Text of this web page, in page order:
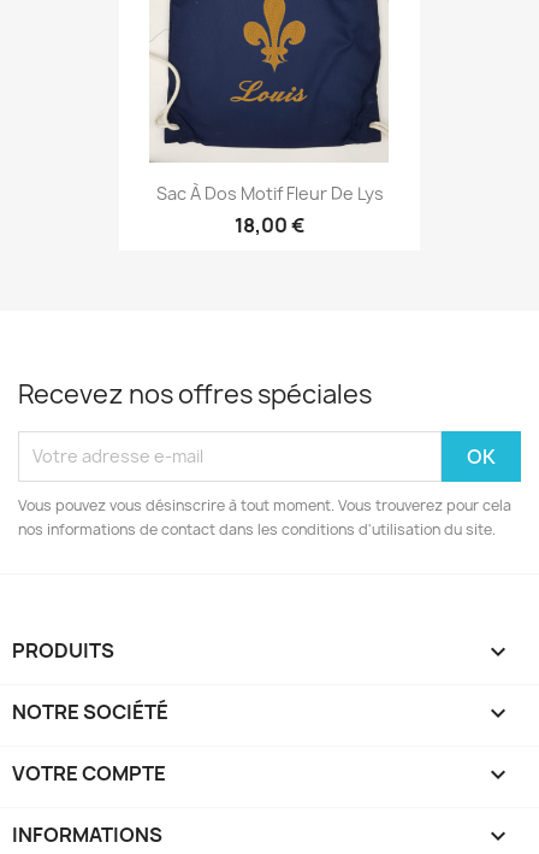
Sac À Dos Motif Fleur De Lys
18,00 €
Recevez nos offres spéciales
Vous pouvez vous désinscrire à tout moment. Vous trouverez pour cela
nos informations de contact dans les conditions d'utilisation du site.
PRODUITS 
NOTRE SOCIÉTÉ 
VOTRE COMPTE 
INFORMATIONS keyboard_arrow_down